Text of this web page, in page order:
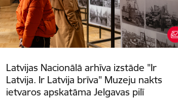
Latvijas Nacionālā arhīva izstāde "Ir
Latvija. Ir Latvija brīva" Muzeju nakts
ietvaros apskatāma Jelgavas pilī